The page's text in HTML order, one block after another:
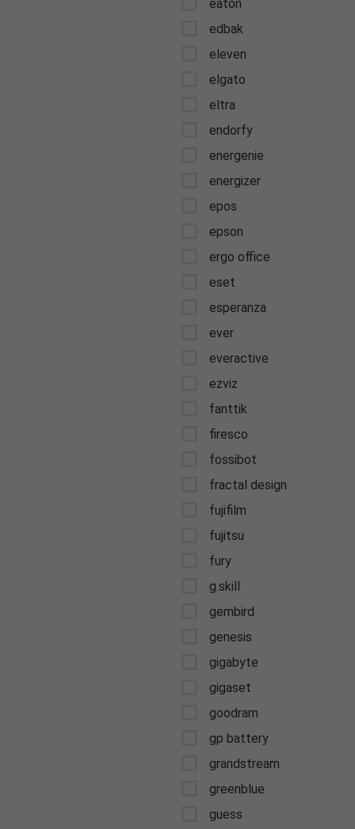
eaton
edbak
eleven
elgato
eltra
endorfy
energenie
energizer
epos
epson
ergo office
eset
esperanza
ever
everactive
ezviz
fanttik
firesco
fossibot
fractal design
fujifilm
fujitsu
fury
g.skill
gembird
genesis
gigabyte
gigaset
goodram
gp battery
grandstream
greenblue
guess